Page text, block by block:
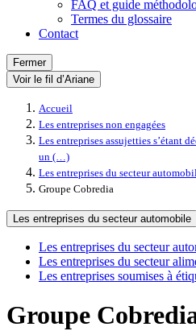
FAQ et guide
Termes du glossaire
Contact
Fermer
Voir le fil d’Ariane
Accueil
Les entreprises non engagées
Les entreprises assujetties s’étant
un (…)
Les entreprises du secteur
Groupe Cobredia
Les entreprises du secteur automobile
Les entreprises du secteur
Les entreprises du secteur
Les entreprises soumises à
Groupe